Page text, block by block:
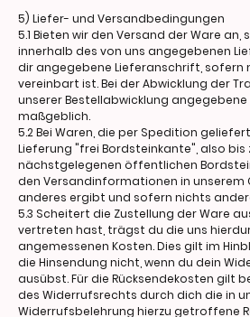
5) Liefer- und Versandbedingungen
5.1 Bieten wir den Versand der Ware
innerhalb des von uns angegebenen
dir angegebene Lieferanschrift, sofern
vereinbart ist. Bei der Abwicklung der
unserer Bestellabwicklung
maßgeblich.
5.2 Bei Waren, die per Spedition
Lieferung "frei Bordsteinkante", also bis
nächstgelegenen öffentlichen
den Versandinformationen in unserem
anderes ergibt und sofern nichts
5.3 Scheitert die Zustellung der Ware
vertreten hast, trägst du die uns
angemessenen Kosten. Dies gilt im
die Hinsendung nicht, wenn du dein
ausübst. Für die Rücksendekosten gilt
des Widerrufsrechts durch dich die in
Widerrufsbelehrung hierzu getroffene